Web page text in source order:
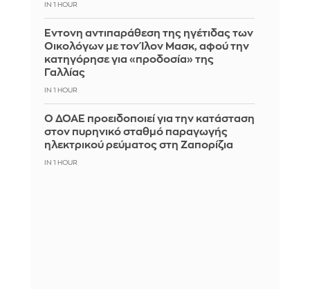
IN 1 HOUR
Έντονη αντιπαράθεση της ηγέτιδας των
Οικολόγων με τον Ίλον Μασκ, αφού την
κατηγόρησε για «προδοσία» της
Γαλλίας
IN 1 HOUR
Ο ΔΟΑΕ προειδοποιεί για την κατάσταση
στον πυρηνικό σταθμό παραγωγής
ηλεκτρικού ρεύματος στη Ζαπορίζια
IN 1 HOUR